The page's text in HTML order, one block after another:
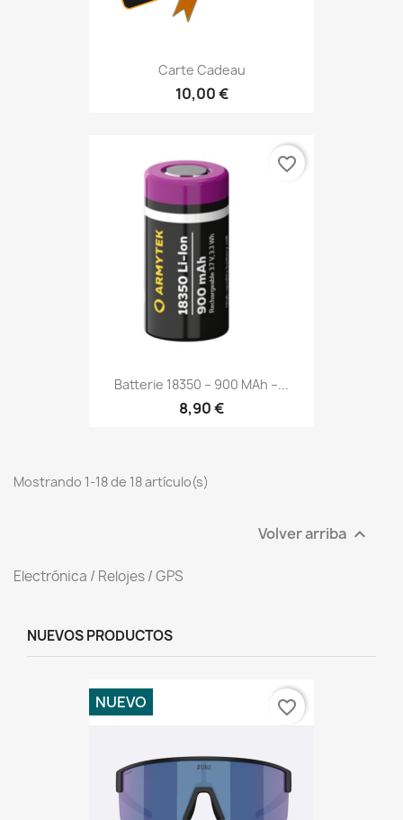
Carte Cadeau
10,00 €
Batterie 18350 – 900 MAh –...
8,90 €
favorite_border
Mostrando 1-18 de 18 artículo(s)
Volver arriba 
Electrónica / Relojes / GPS
NUEVOS PRODUCTOS
NUEVO favorite_border